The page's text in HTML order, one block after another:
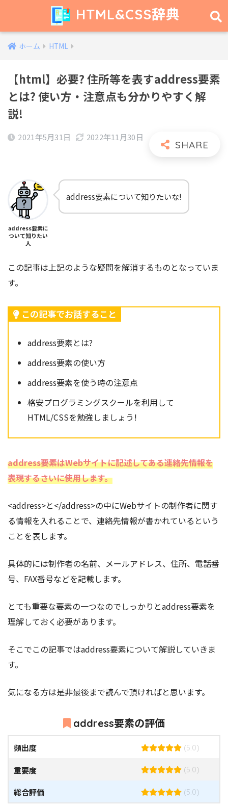
HTML&CSS辞典
ホーム HTML
【html】必要? 住所等を表すaddress要素
とは? 使い方・注意点も分かりやすく解
説!
2021年5月31日 2022年11月30日
address要素に
ついて知りたい
人
address要素について知りたいな!
この記事は上記のような疑問を解消するものとなっていま
す。
この記事でお話すること
address要素とは?
address要素の使い方
address要素を使う時の注意点
格安プログラミングスクールを利用して
HTML/CSSを勉強しましょう!
address要素はWebサイトに記述してある連絡先情報を
表現するさいに使用します。
<address>と</address>の中にWebサイトの制作者に関す
る情報を入れることで、連絡先情報が書かれているという
ことを表します。
具体的には制作者の名前、メールアドレス、住所、電話番
号、FAX番号などを記載します。
とても重要な要素の一つなのでしっかりとaddress要素を
理解しておく必要があります。
そこでこの記事ではaddress要素について解説していきま
す。
気になる方は是非最後まで読んで頂ければと思います。
address要素の評価
頻出度 (5.0)
重要度 (5.0)
総合評価 (5.0)